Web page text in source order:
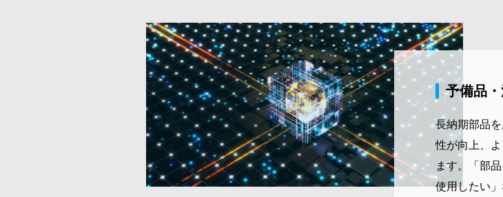
予備品
長納期部品
性が向上、
ます。「部
使用したい